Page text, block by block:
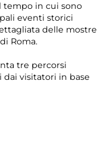
tempo in cui sono
eventi storici
delle mostre
Roma.
tre percorsi
dai visitatori in base